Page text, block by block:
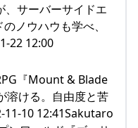
サーバーサイドエ
ノウハウも学べ、
22 12:00
『Mount & Blade
ける。自由度と苦
11-10 12:41Sakutaro